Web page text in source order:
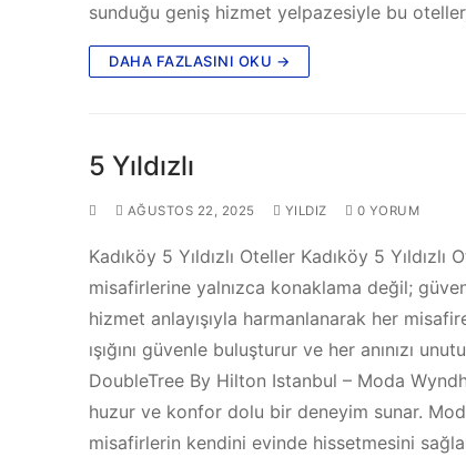
sunduğu geniş hizmet yelpazesiyle bu
DAHA FAZLASINI OKU →
5 Yıldızlı
AĞUSTOS 22, 2025 YILDIZ 0 YORUM
Kadıköy 5 Yıldızlı Oteller Kadıköy 5
misafirlerine yalnızca konaklama değil;
hizmet anlayışıyla harmanlanarak her
ışığını güvenle buluşturur ve her anınızı
DoubleTree By Hilton Istanbul – Moda
huzur ve konfor dolu bir deneyim sunar.
misafirlerin kendini evinde hissetmesini